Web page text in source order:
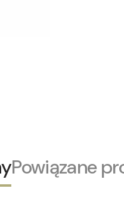
Powiązane